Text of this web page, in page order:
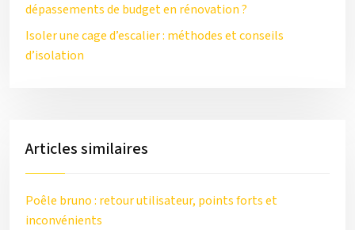
dépassements de budget en rénovation ?
Isoler une cage d’escalier : méthodes et conseils
d’isolation
Articles similaires
Poêle bruno : retour utilisateur, points forts et
inconvénients